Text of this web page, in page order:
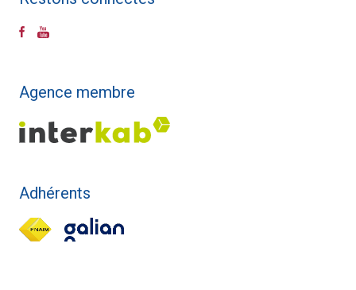
Agence membre
Adhérents